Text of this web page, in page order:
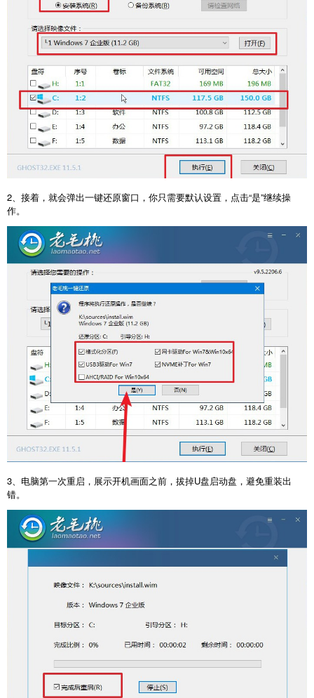
2、接着，就会弹出一键还原窗口，你只需要默认设置，点击“是”继续操
作。
3、电脑第一次重启，展示开机画面之前，拔掉U盘启动盘，避免重装出
错。